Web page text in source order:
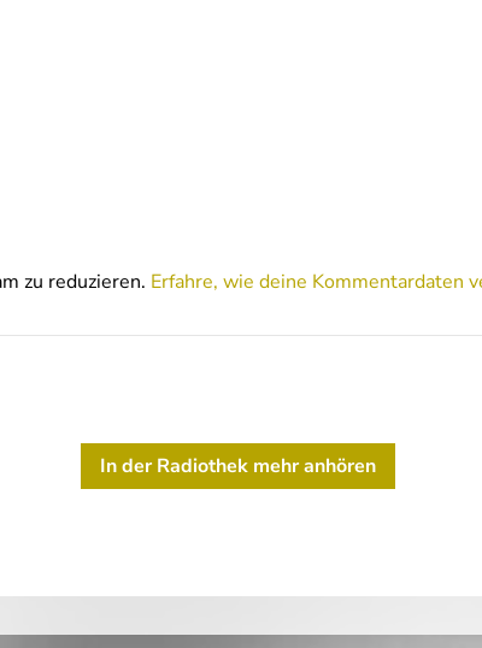
zu reduzieren. Erfahre, wie deine Kommentardaten
In der Radiothek mehr anhören